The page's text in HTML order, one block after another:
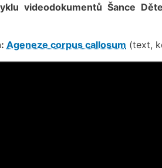
videodokumentů Šance
Ageneze corpus callosum (text,